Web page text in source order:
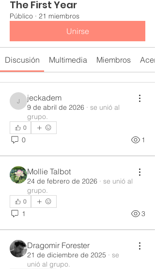
The First Year
Público · 21 miembros
Unirse
Discusión Multimedia Miembros
jeckadem
jeckadem
9 de abril de 2026 · se unió al
grupo.
0
0 1
Mollie Talbot
24 de febrero de 2026 · se unió al
grupo.
0
1 3
Dragomir Forester
21 de diciembre de 2025 · se
unió al grupo.